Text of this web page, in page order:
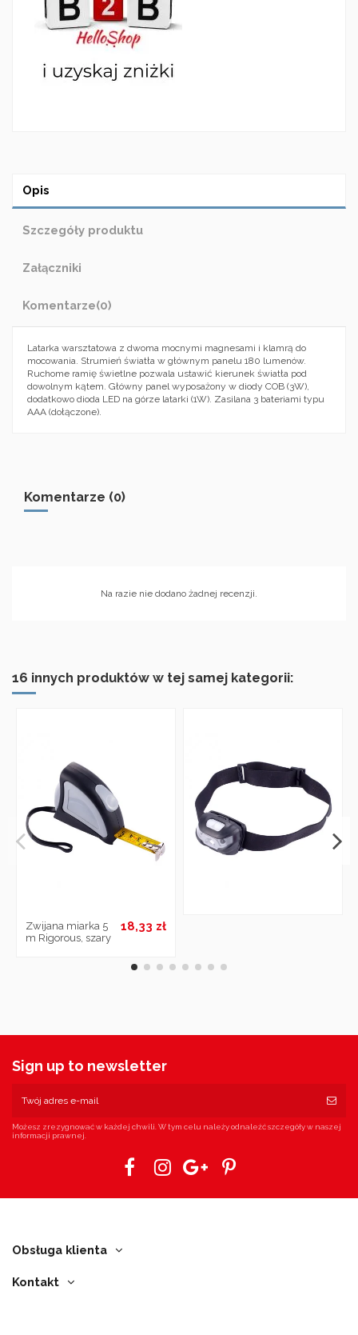
Opis
Szczegóły produktu
Załączniki
Komentarze(0)
Latarka warsztatowa z dwoma mocnymi magnesami i klamrą do
mocowania. Strumień światła w głównym panelu 180 lumenów.
Ruchome ramię świetlne pozwala ustawić kierunek światła pod
dowolnym kątem. Główny panel wyposażony w diody COB (3W),
dodatkowo dioda LED na górze latarki (1W). Zasilana 3 bateriami typu
AAA (dołączone).
Komentarze (0)
Na razie nie dodano żadnej recenzji.
16 innych produktów w tej samej kategorii:
Zwijana miarka 5
m Rigorous, szary
18,33 zł
Sign up to newsletter
Możesz zrezygnować w każdej chwili. W tym celu należy odnaleźć szczegóły w naszej
informacji prawnej.
Obsługa klienta
Kontakt